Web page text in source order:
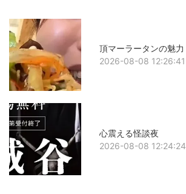
頂マーラータンの魅力
2026-08-08 12:26:41
心震える怪談夜
2026-08-08 12:24:24